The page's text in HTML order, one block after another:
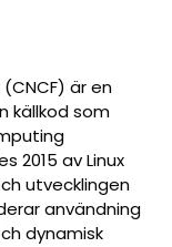
är en
källkod som
2015 av Linux
utvecklingen
användning
dynamisk